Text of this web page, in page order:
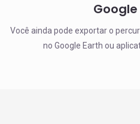
Você ainda pode exportar o
no Google Earth ou